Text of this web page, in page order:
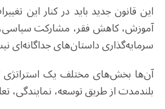
این قانون جدید باید در کنار این
آموزش، کاهش فقر، مشارکت
سرمایه‌گذاری داستان‌های جداگانه‌ای
آن‌ها بخش‌های مختلف یک استراتژی
بلندمدت از طریق توسعه، نمایندگی،